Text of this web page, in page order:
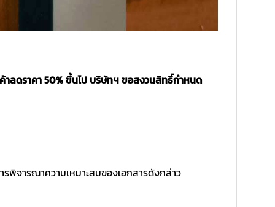
ลดราคา 50% ขึ้นไป บริษัทฯ ขอสงวนสิทธิ์กำหนด
พิจารณาความเหมาะสมของเอกสารดังกล่าว